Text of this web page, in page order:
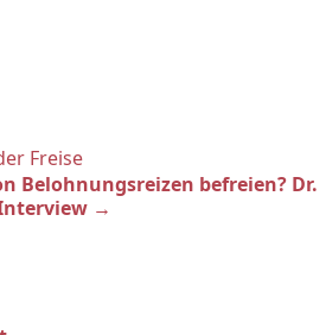
Freise
Belohnungsreizen befreien? Dr.
→